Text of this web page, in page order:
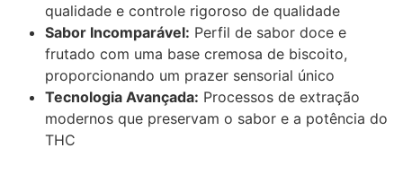
qualidade e controle rigoroso de qualidade
Sabor Incomparável: Perfil de sabor doce e
frutado com uma base cremosa de biscoito,
proporcionando um prazer sensorial único
Tecnologia Avançada: Processos de extração
modernos que preservam o sabor e a potência do
THC